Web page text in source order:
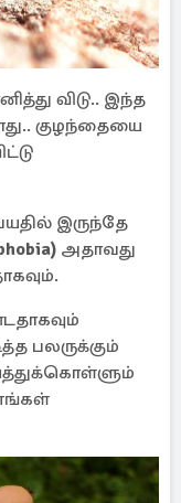
விடு.. இந்த
குழந்தையை
இருந்தே
அதாவது
பலருக்கும்